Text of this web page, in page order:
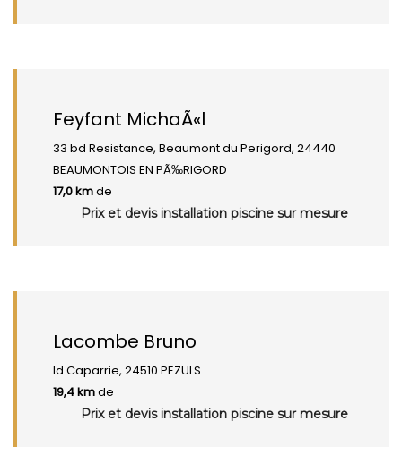
Feyfant MichaÃ«l
33 bd Resistance, Beaumont du Perigord, 24440
BEAUMONTOIS EN PÃ‰RIGORD
17,0 kmde
Prix et devis installation piscine sur mesure
Lacombe Bruno
ld Caparrie, 24510 PEZULS
19,4 kmde
Prix et devis installation piscine sur mesure